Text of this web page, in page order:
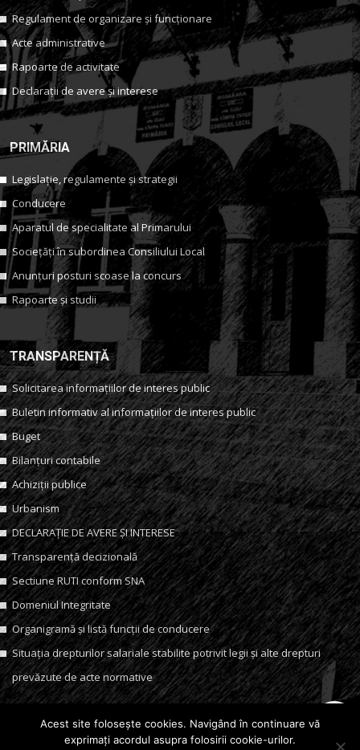
Regulament de organizare și funcționare
Acte administrative
Rapoarte de activitate
Declarații de avere și interese
PRIMĂRIA
Legislație, regulamente și strategii
Conducere
Aparatul de specialitate al Primarului
Sociețăți în subordinea Consiliului Local
Anunțuri posturi scoase la concurs
Rapoarte și studii
TRANSPARENȚĂ
Solicitarea informațiilor de interes public
Buletin informativ al informațiilor de interes public
Buget
Bilanțuri contabile
Achiziții publice
Urbanism
DECLARAȚIE DE AVERE ȘI INTERESE
Transparență decizională
Sectiune RUTI conform SNA
Domeniul Integritate
Organigramă și listă funcții de conducere
Situația drepturilor salariale stabilite potrivit legii și alte drepturi
prevăzute de acte normative
© 2002 – 2022 Primăria Municipiului Câmpia Turzii. Toate drepturile
Acest site foloseşte cookies. Navigând în continuare vă
exprimaţi acordul asupra folosirii cookie-urilor.